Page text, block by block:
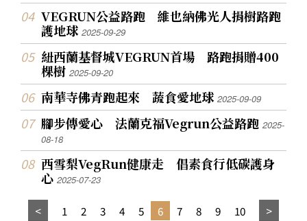
VEGRUN公益路跑 維也納佛光人捐樹路跑
護地球2025-09-29
紐西蘭基督城VEGRUN首場 路跑捐贈400
棵樹2025-09-20
南華寺佛青跑起來 蔬食愛地球2025-09-09
腳步傳愛心 法蘭克福Vegrun公益路跑2025-
08-18
西雪梨VegRun健康走 倡素食行低碳護身
心2025-07-23
1 2 3 4 5 6 7 8 9 10